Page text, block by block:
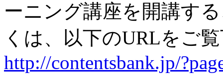
ーニング講座を開講す
くは、以下のURLをご
http://contentsbank.jp/